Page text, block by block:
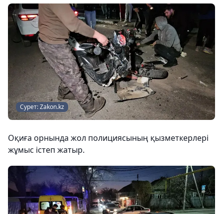
Сурет: Zakon.kz
Оқиға орнында жол полициясының қызметкерлері
жұмыс істеп жатыр.